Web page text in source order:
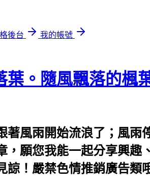
後台
我的帳號
。隨風飄落的楓
風雨開始流浪了；風雨
，願您我能一起分享興
諒！嚴禁色情推銷廣